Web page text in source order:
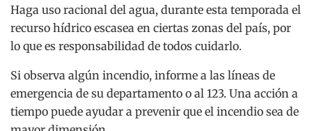
Haga uso racional del agua, durante esta temporada el
recurso hídrico escasea en ciertas zonas del país, por
lo que es responsabilidad de todos cuidarlo.
Si observa algún incendio, informe a las líneas de
emergencia de su departamento o al 123. Una acción a
tiempo puede ayudar a prevenir que el incendio sea de